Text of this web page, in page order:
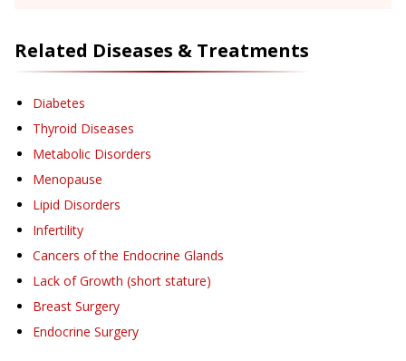
Related Diseases & Treatments
Diabetes
Thyroid Diseases
Metabolic Disorders
Menopause
Lipid Disorders
Infertility
Cancers of the Endocrine Glands
Lack of Growth (short stature)
Breast Surgery
Endocrine Surgery